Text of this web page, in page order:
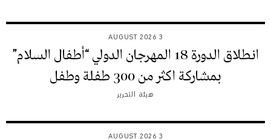
3 AUGUST 2026
انطلاق الدورة 18 المهرجان الدولي “أطفال السلام”
بمشاركة اكثر من 300 طفلة وطفل
هيئة التحرير
3 AUGUST 2026